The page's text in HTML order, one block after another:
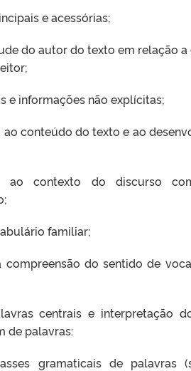
e acessórias;
do autor do texto em relação
e informações não explícitas;
conteúdo do texto e ao
ao contexto do discurso
familiar;
do sentido de
centrais e interpretação
de palavras:
gramaticais de palavras